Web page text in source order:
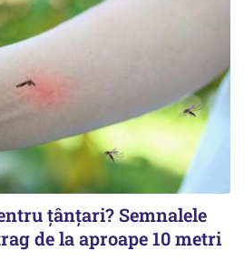
țânțari? Semnalele
de la aproape 10 metri